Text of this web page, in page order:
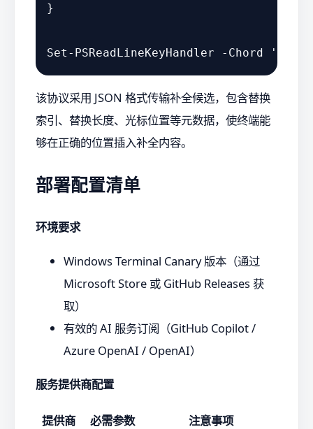
}
该协议采用 JSON 格式传输补全候选，包含替换
索引、替换长度、光标位置等元数据，使终端能
够在正确的位置插入补全内容。
部署配置清单
环境要求
Windows Terminal Canary 版本（通过
Microsoft Store 或 GitHub Releases 获
取）
有效的 AI 服务订阅（GitHub Copilot /
Azure OpenAI / OpenAI）
服务提供商配置
提供商 必需参数
注意事项